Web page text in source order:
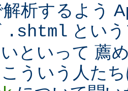
解析するよう
.shtml とい
といって 薦
ういう人た